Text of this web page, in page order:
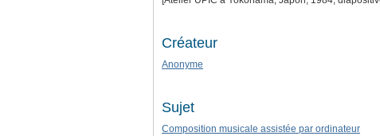
Créateur
Anonyme
Sujet
Composition musicale assistée par ordinateur